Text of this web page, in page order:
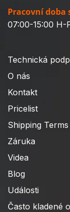
Pracovní doba
07:00-15:00 H-
Technická
O nás
Kontakt
Pricelist
Shipping Terms
Záruka
Videa
Blog
Události
Často kladené